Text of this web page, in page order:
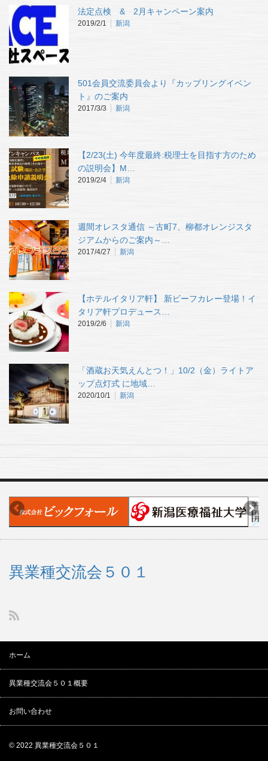
法定点検 & 2月キャンペーン案内
2019/2/1 新潟
501会員交流委員会より『カップリングイベン
ト』のご案内
2017/3/3 新潟
【2/23(土) 今年度最終:税理士を目指す方のため
の説明会】M…
2019/2/4 新潟
週間オレスタ通信 ～古町7、柳都オレンジスタ
ジアムからのご案内～…
2017/4/27 新潟
【ホテルイタリア軒】 新ビーフカレー登場！イ
タリア軒プロデュース…
2019/2/6 新潟
「酒蔵お天気えんとつ！」10/2（金）ライトア
ップ点灯式 に地域…
2020/10/1 新潟
異業種交流会５０１
ホーム
異業種交流会５０１概要
お問い合わせ
© 2022 異業種交流会５０１